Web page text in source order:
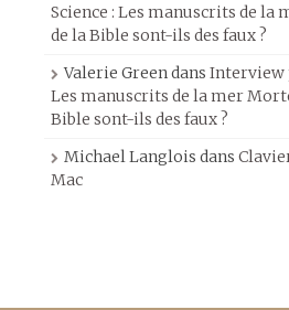
Science : Les manuscrits de la
de la Bible sont-ils des faux ?
Valerie Greendans Interview
Les manuscrits de la mer
Bible sont-ils des faux ?
Michael Langlois dans
Mac